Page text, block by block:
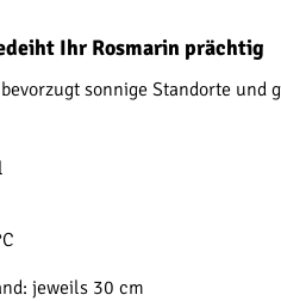
Ihr Rosmarin prächtig
sonnige Standorte
jeweils 30 cm